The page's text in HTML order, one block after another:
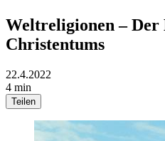
Weltreligionen – Der
Christentums
22.4.2022
4 min
Teilen